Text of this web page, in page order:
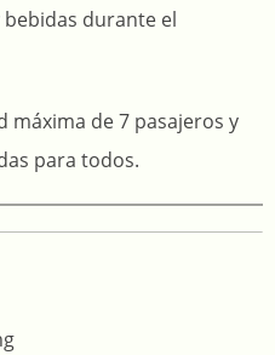
durante el
máxima de 7 pasajeros y
para todos.